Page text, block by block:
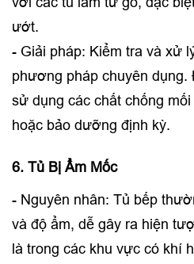
ướt.
- Giải pháp: Kiểm tra và xử
phương pháp chuyên
sử dụng các chất chống
hoặc bảo dưỡng định kỳ.
6. Tủ Bị Ẩm Mốc
- Nguyên nhân: Tủ bếp
và độ ẩm, dễ gây ra hiện
là trong các khu vực có khí